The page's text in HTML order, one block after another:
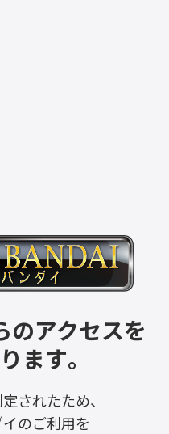
のアクセスを
ます。
されたため、
のご利用を